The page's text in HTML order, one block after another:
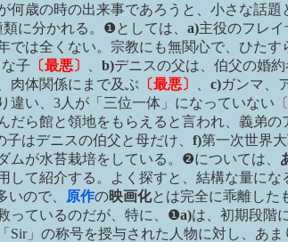
何歳の時の出来事であろうと、小さな話題
に分かれる。❶としては、 a)主役のフレ
では全くない。宗教にも無関心で、ひたす
子 〔最悪〕 b)デニスの父は、伯父の婚
肉体関係にまで及ぶ 〔最悪〕 c)ガンマ、
違い、3人が「三位一体」になっていない
だら館と領地をもらえると言われ、義弟の
子はデニスの伯父と母だけ、 f)第一次世界
ムが水苔栽培をしている。❷については、
して紹介する。よく探すと、結構な量にな
ので、
原作の映画化とは完全に乖離した
っているのだが、特に、❶a)は、初期段階
Sir」の称号を授与された人物に対し、あま